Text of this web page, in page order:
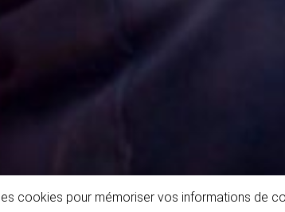
cookies pour mémoriser vos informations de